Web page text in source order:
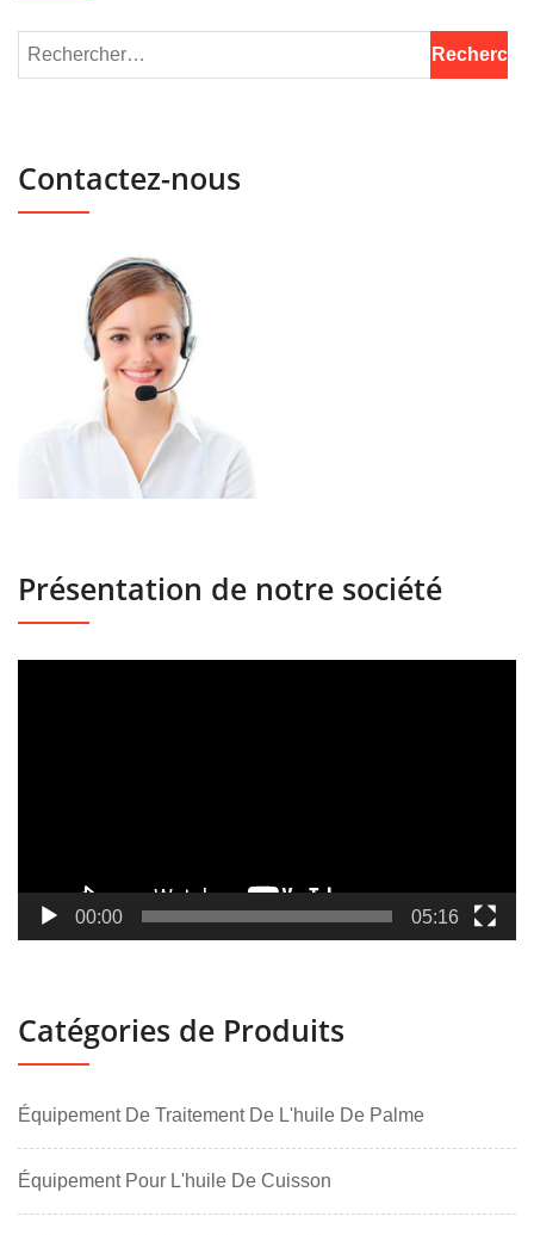
Contactez-nous
Présentation de notre société
00:00 05:16
Catégories de Produits
Équipement De Traitement De L'huile De Palme
Équipement Pour L'huile De Cuisson